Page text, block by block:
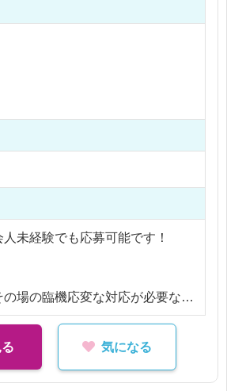
】
備、備品のチェック
設置、準備、片付け
う取材に立ち会い、緊張感の中や
経験できます◎
からご担当いただき、ゆくゆく
性に合わせ、
ラエティー）など様々な部署を
現場に潜入する機会も多く、貴
是非お問い合わせ・ご応募お待
遇
未経験でも応募可能です！
場の臨機応変な対応が必要なお
気になる